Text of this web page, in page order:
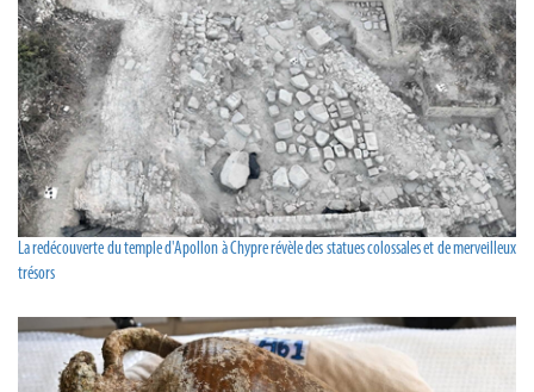
La redécouverte du temple d'Apollon à Chypre révèle des statues colossales et de merveilleux
trésors